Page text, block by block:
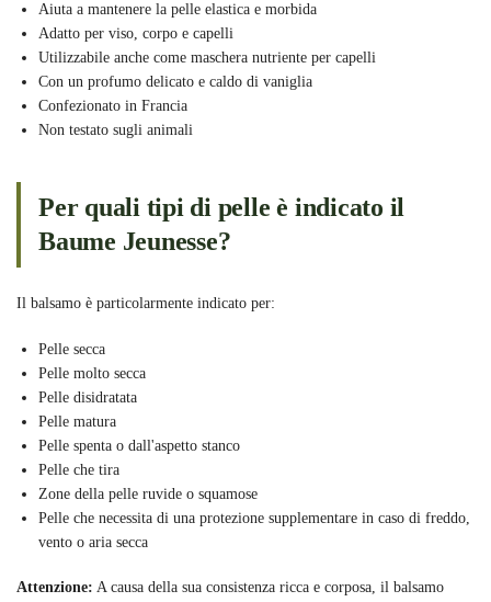
Aiuta a mantenere la pelle elastica e morbida
Adatto per viso, corpo e capelli
Utilizzabile anche come maschera nutriente per capelli
Con un profumo delicato e caldo di vaniglia
Confezionato in Francia
Non testato sugli animali
Per quali tipi di pelle è indicato il
Baume Jeunesse?
Il balsamo è particolarmente indicato per:
Pelle secca
Pelle molto secca
Pelle disidratata
Pelle matura
Pelle spenta o dall'aspetto stanco
Pelle che tira
Zone della pelle ruvide o squamose
Pelle che necessita di una protezione supplementare in caso di freddo,
vento o aria secca
Attenzione: A causa della sua consistenza ricca e corposa, il balsamo